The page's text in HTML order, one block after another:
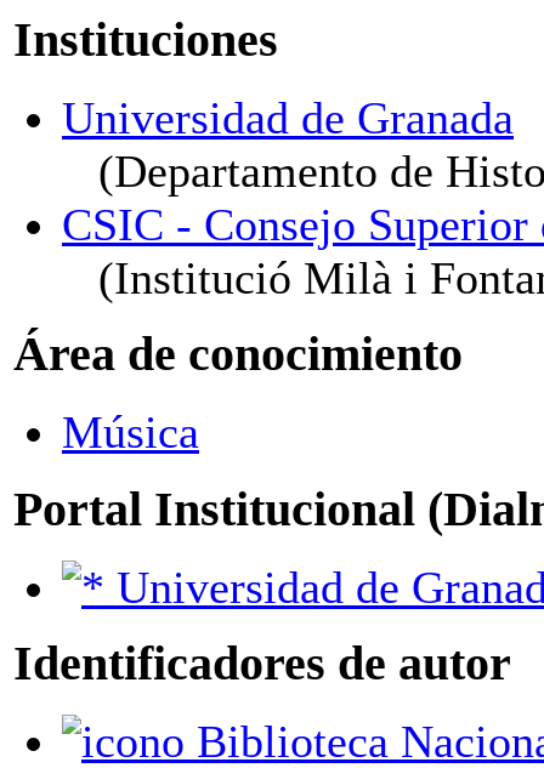
Instituciones
Universidad de Granada
(Departamento de
CSIC - Consejo
(Institució Milà i
Área de conocimiento
Música
Portal Institucional
Universidad de
Identificadores de autor